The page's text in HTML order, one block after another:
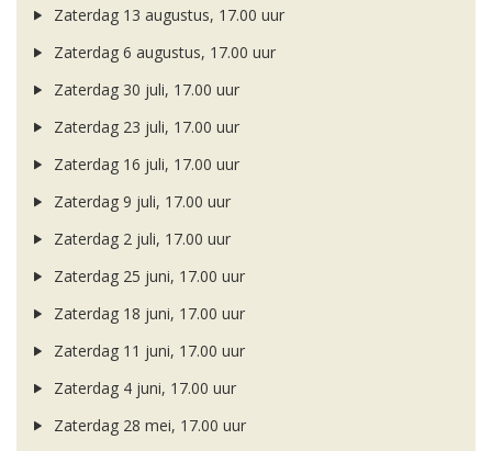
Zaterdag 13 augustus, 17.00 uur
Zaterdag 6 augustus, 17.00 uur
Zaterdag 30 juli, 17.00 uur
Zaterdag 23 juli, 17.00 uur
Zaterdag 16 juli, 17.00 uur
Zaterdag 9 juli, 17.00 uur
Zaterdag 2 juli, 17.00 uur
Zaterdag 25 juni, 17.00 uur
Zaterdag 18 juni, 17.00 uur
Zaterdag 11 juni, 17.00 uur
Zaterdag 4 juni, 17.00 uur
Zaterdag 28 mei, 17.00 uur